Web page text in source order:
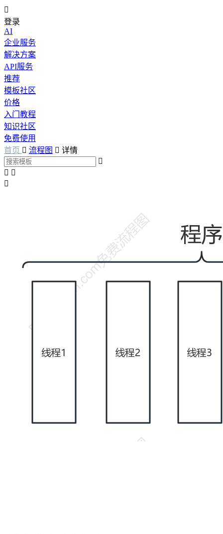

登录
AI
企业服务
解决方案
API服务
推荐
模板社区
价格
入门教程
知识社区
免费使用
首页  流程图  详情

 
